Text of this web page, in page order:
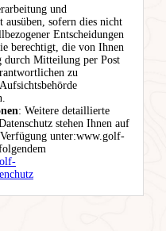
und
ausüben, sofern dies nicht
Entscheidungen
berechtigt, die von Ihnen
Mitteilung per Post
zu
: Weitere detaillierte
stehen Ihnen auf
unter:www.golf-